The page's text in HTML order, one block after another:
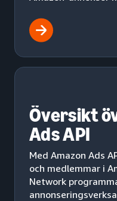
Översikt
Ads API
Med Amazon Ads
och medlemmar i
Network